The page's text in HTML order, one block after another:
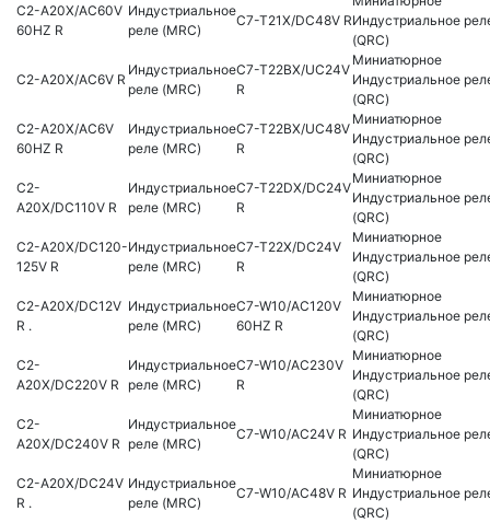
C2-A20X/AC60V
60HZ R
Индустриальное
реле (MRC)
C7-T21X/DC48V RИндустриальное
(QRC)
C2-A20X/AC6V R
Индустриальное
реле (MRC)
C7-T22BX/UC24V
R
Миниатюрное
Индустриальное
(QRC)
C2-A20X/AC6V
60HZ R
Индустриальное
реле (MRC)
C7-T22BX/UC48V
R
Миниатюрное
Индустриальное
(QRC)
C2-
A20X/DC110V R
Индустриальное
реле (MRC)
C7-T22DX/DC24V
R
Миниатюрное
Индустриальное
(QRC)
C2-A20X/DC120-
125V R
Индустриальное
реле (MRC)
C7-T22X/DC24V
R
Миниатюрное
Индустриальное
(QRC)
C2-A20X/DC12V
R .
Индустриальное
реле (MRC)
C7-W10/AC120V
60HZ R
Миниатюрное
Индустриальное
(QRC)
C2-
A20X/DC220V R
Индустриальное
реле (MRC)
C7-W10/AC230V
R
Миниатюрное
Индустриальное
(QRC)
C2-
A20X/DC240V R
Индустриальное
реле (MRC)
C7-W10/AC24V R
Миниатюрное
Индустриальное
(QRC)
C2-A20X/DC24V
R .
Индустриальное
реле (MRC)
C7-W10/AC48V R
Миниатюрное
Индустриальное
(QRC)